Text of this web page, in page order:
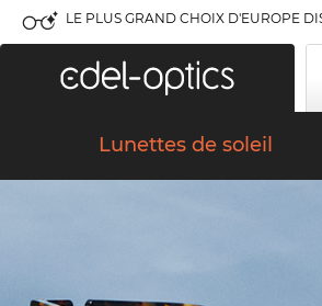
LE PLUS GRAND CHOIX D'EUROPE
Lunettes de soleil